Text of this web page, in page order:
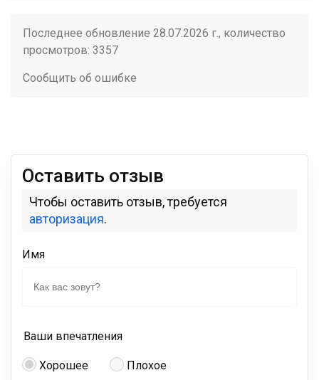
Последнее обновление 28.07.2026 г., количество
просмотров: 3357
Сообщить об ошибке
Оставить отзыв
Чтобы оставить отзыв, требуется
авторизация.
Имя
Ваши впечатления
Хорошее Плохое